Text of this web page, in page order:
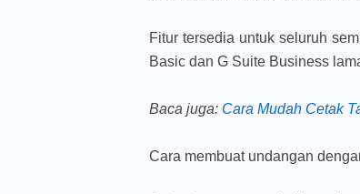
Fitur tersedia untuk seluruh
Basic dan G Suite Business
Baca juga: Cara Mudah Cetak
Cara membuat undangan